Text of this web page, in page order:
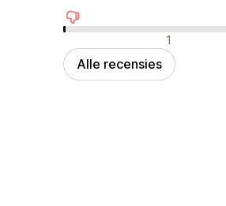
Negatieve recensies
1
Alle recensies